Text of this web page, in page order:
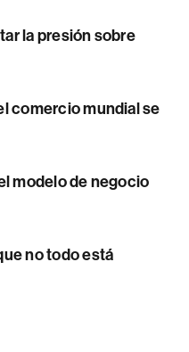
la presión sobre
comercio mundial se
modelo de negocio
no todo está